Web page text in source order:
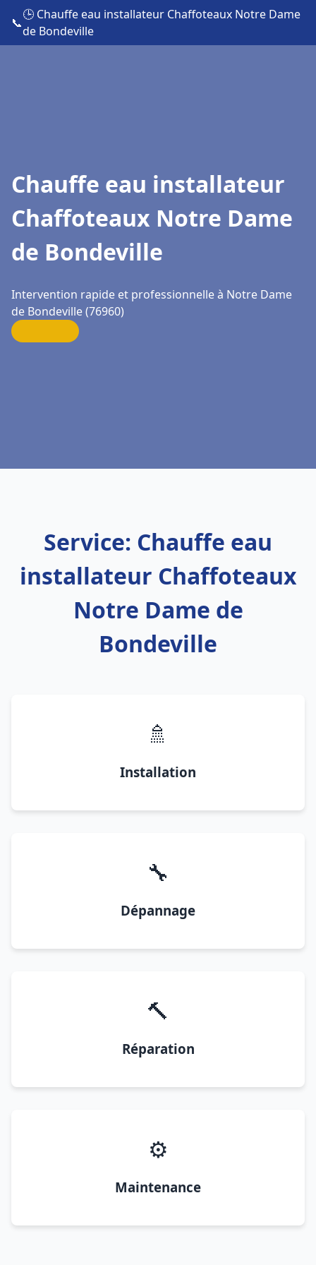
📞
🕒 Chauffe eau installateur Chaffoteaux Notre Dame
de Bondeville
Chauffe eau installateur
Chaffoteaux Notre Dame
de Bondeville
Intervention rapide et professionnelle à Notre Dame
de Bondeville (76960)
Service: Chauffe eau
installateur Chaffoteaux
Notre Dame de
Bondeville
🚿
Installation
🔧
Dépannage
🔨
Réparation
⚙️
Maintenance